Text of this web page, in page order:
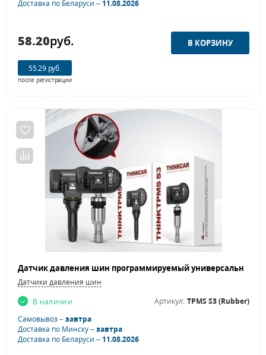
Доставка по Беларуси –11.08.2026
58.20руб.
55.29 руб.
после регистрации
Датчики давления шин
В наличии
Артикул: TPMS S3 (Rubber)
Самовывоз –завтра
Доставка по Минску –завтра
Доставка по Беларуси –11.08.2026